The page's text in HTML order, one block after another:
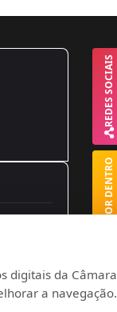
REDES SOCIAIS
FIQUE POR DENTRO
digitais da Câmara
a navegação.